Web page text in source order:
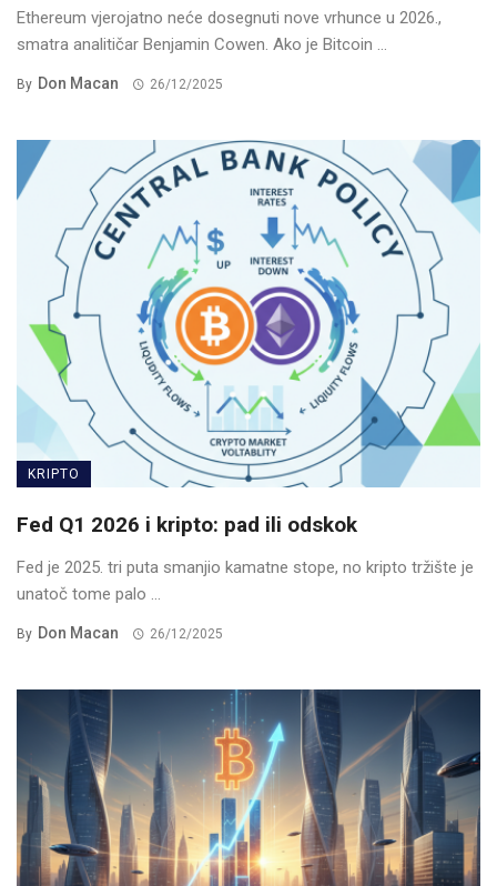
Ethereum vjerojatno neće dosegnuti nove vrhunce u 2026.,
smatra analitičar Benjamin Cowen. Ako je Bitcoin ...
By Don Macan 26/12/2025
KRIPTO
Fed Q1 2026 i kripto: pad ili odskok
Fed je 2025. tri puta smanjio kamatne stope, no kripto tržište je
unatoč tome palo ...
By Don Macan 26/12/2025